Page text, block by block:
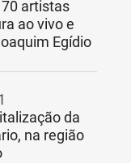
artistas
ao vivo e
Egídio
da
na região